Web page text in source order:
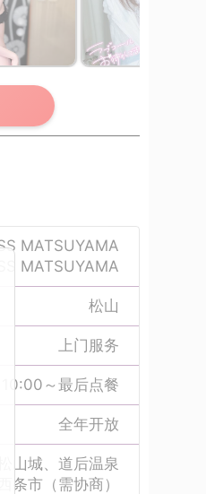
MATSUYAMA
MATSUYAMA
松山
上门服务
10:00～最后点餐
全年开放
山城、道后温泉
条市（需协商）